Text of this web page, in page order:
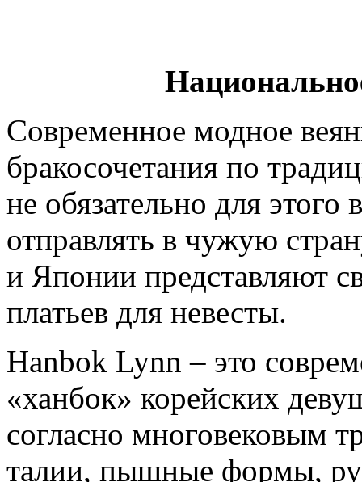
Современное модное
бракосочетания по
не обязательно для этого
отправлять в чужую
и Японии представляют
платьев для невесты.
Hanbok Lynn – это
«ханбок» корейских
согласно многовековым
талии, пышные формы,